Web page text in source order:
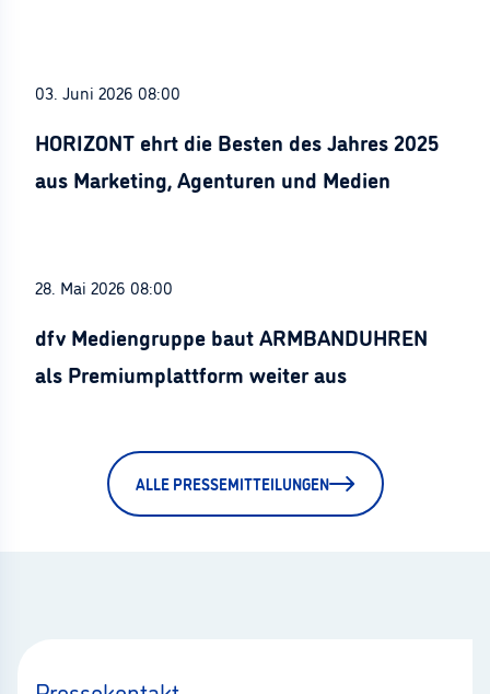
03. Juni 2026 08:00
HORIZONT ehrt die Besten des Jahres 2025
aus Marketing, Agenturen und Medien
28. Mai 2026 08:00
dfv Mediengruppe baut ARMBANDUHREN
als Premiumplattform weiter aus
ALLE PRESSEMITTEILUNGEN